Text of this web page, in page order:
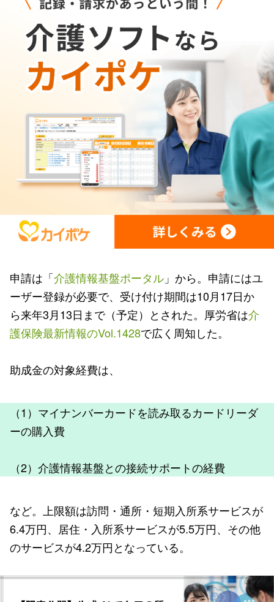
申請は「介護情報基盤ポータル 」から。申請にはユ
ーザー登録が必要で、受け付け期間は10月17日か
ら来年3月13日まで（予定）とされた。厚労省は介
護保険最新情報のVol.1428で広く周知した。
助成金の対象経費は、
（1）マイナンバーカードを読み取るカードリーダ
ーの購入費
（2）介護情報基盤との接続サポートの経費
など。上限額は訪問・通所・短期入所系サービスが
6.4万円、居住・入所系サービスが5.5万円、その他
のサービスが4.2万円となっている。